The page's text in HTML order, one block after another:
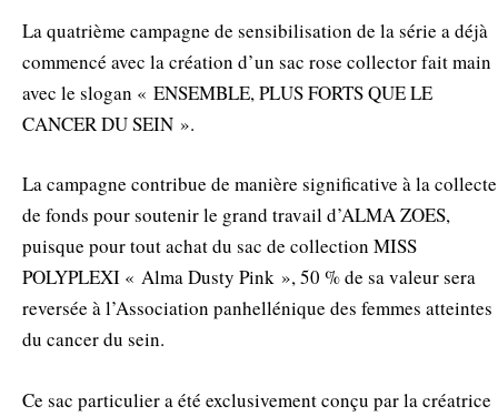
La quatrième campagne de sensibilisation de la série a déjà
commencé avec la création d’un sac rose collector fait main
avec le slogan « ENSEMBLE, PLUS FORTS QUE LE
CANCER DU SEIN ».
La campagne contribue de manière significative à la collecte
de fonds pour soutenir le grand travail d’ALMA ZOES,
puisque pour tout achat du sac de collection MISS
POLYPLEXI « Alma Dusty Pink », 50 % de sa valeur sera
reversée à l’Association panhellénique des femmes atteintes
du cancer du sein.
Ce sac particulier a été exclusivement conçu par la créatrice